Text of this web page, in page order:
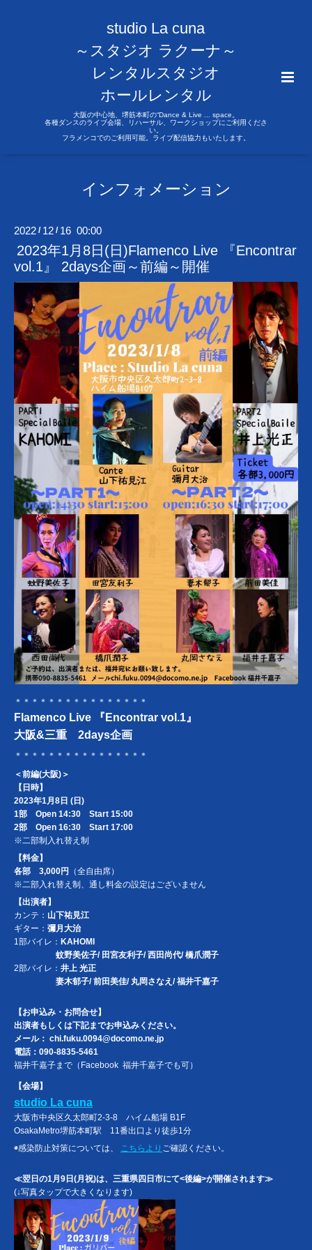
studio La cuna
～スタジオ ラクーナ～
レンタルスタジオ
ホールレンタル
大阪の中心地、堺筋本町の“Dance & Live ... space。
各種ダンスのライブ会場、リハーサル、ワークショップにご利用くださ
い。
フラメンコでのご利用可能。ライブ配信協力もいたします。
インフォメーション
2022 / 12 / 16 00:00
2023年1月8日(日)Flamenco Live 『Encontrar
vol.1』 2days企画～前編～開催
＊＊＊＊＊＊＊＊＊＊＊＊＊＊＊＊
Flamenco Live 『Encontrar vol.1』
大阪&三重 2days企画
＊＊＊＊＊＊＊＊＊＊＊＊＊＊＊＊
＜前編(大阪)＞
【日時】
2023年1月8日 (日)
1部 Open 14:30 Start 15:00
2部 Open 16:30 Start 17:00
※二部制入れ替え制
【料金】
各部 3,000円
（全自由席）
※二部入れ替え制、通し料金の設定はございません
【出演者】
カンテ： 山下祐見江
ギター： 彌月大治
1部バイレ： KAHOMI
蚊野美佐子/ 田宮友利子/ 西田尚代/ 橋爪潤子
2部バイレ： 井上 光正
妻木郁子/ 前田美佳/ 丸岡さなえ/ 福井千嘉子
【お申込み・お問合せ】
出演者もしくは下記までお申込みください。
メール： chi.fuku.0094@docomo.ne.jp
電話：090-8835-5461
福井千嘉子まで（Facebook 福井千嘉子でも可）
【会場】
studio La cuna
大阪市中央区久太郎町2-3-8 ハイム船場 B1F
OsakaMetro堺筋本町駅 11番出口より徒歩1分
◉感染防止対策については、 こちらより ご確認ください。
≪翌日の1月9日(月祝)は、三重県四日市にて<後編>が開催されます≫
(↓写真タップで大きくなります)